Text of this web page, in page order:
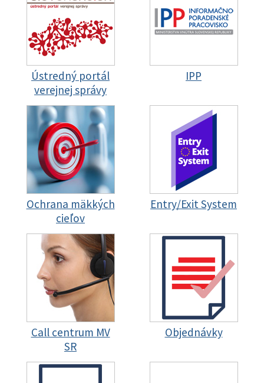
Ústredný portál
verejnej správy
IPP
Ochrana mäkkých
cieľov
Entry/Exit System
Call centrum MV
SR
Objednávky